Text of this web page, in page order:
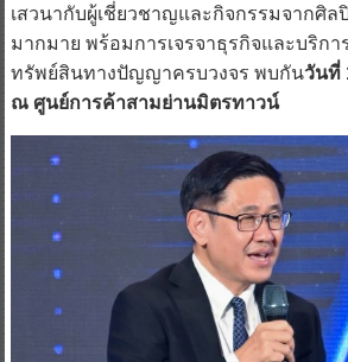
เสวนากับผู้เชี่ยวชาญและกิจกรรมจากศิล
มากมาย พร้อมการเจรจาธุรกิจและบริก
ทรัพย์สินทางปัญญาครบวงจร พบกันวันที่
ณ ศูนย์การค้าสามย่านมิตรทาวน์